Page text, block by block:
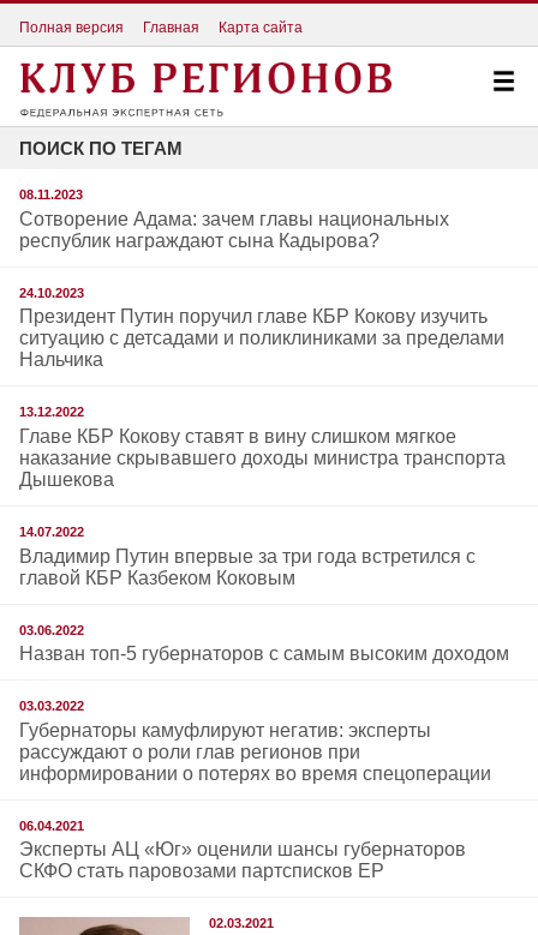
Полная версия Главная Карта сайта
ПОИСК ПО ТЕГАМ
08.11.2023
Сотворение Адама: зачем главы национальных
республик награждают сына Кадырова?
24.10.2023
Президент Путин поручил главе КБР Кокову изучить
ситуацию с детсадами и поликлиниками за пределами
Нальчика
13.12.2022
Главе КБР Кокову ставят в вину слишком мягкое
наказание скрывавшего доходы министра транспорта
Дышекова
14.07.2022
Владимир Путин впервые за три года встретился с
главой КБР Казбеком Коковым
03.06.2022
Назван топ-5 губернаторов с самым высоким доходом
03.03.2022
Губернаторы камуфлируют негатив: эксперты
рассуждают о роли глав регионов при
информировании о потерях во время спецоперации
06.04.2021
Эксперты АЦ «Юг» оценили шансы губернаторов
СКФО стать паровозами партсписков ЕР
02.03.2021